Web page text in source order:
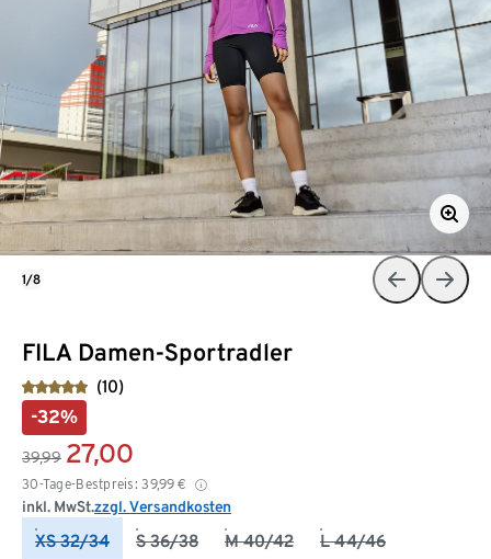
FILA Damen-Sportradler
(10)
-32%
39,99 27,00
30-Tage-Bestpreis: 39,99 €
inkl. MwSt.zzgl. Versandkosten
XS 32/34 S 36/38 M 40/42 L 44/46
1/8